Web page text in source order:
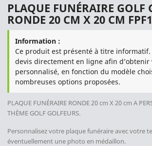
PLAQUE FUNÉRAIRE GOLF
RONDE 20 CM X 20 CM
Information :
Ce produit est présenté à titre informatif.
devis directement en ligne afin
personnalisé, en fonction du modèle
nombreuses options proposées.
PLAQUE FUNÉRAIRE RONDE 20 cm X 20 cm A
THÈME GOLF GOLFEURS.
Personnalisez votre plaque funéraire avec votre
éventuellement une photo en médaillon.